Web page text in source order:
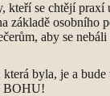
se chtějí
základě
aby se
byla, je a
BOHU!